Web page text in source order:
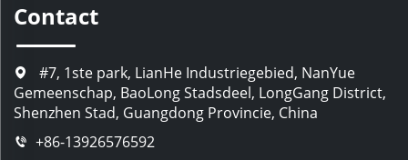
Contact
#7, 1ste park, LianHe Industriegebied, NanYue
Gemeenschap, BaoLong Stadsdeel, LongGang District,
Shenzhen Stad, Guangdong Provincie, China
+86-13926576592